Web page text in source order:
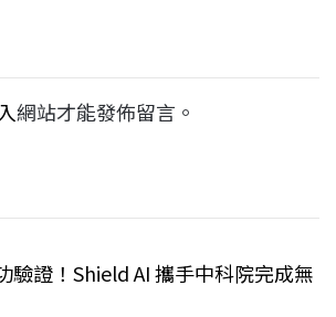
網站才能發佈留言。
驗證！Shield AI 攜手中科院完成無